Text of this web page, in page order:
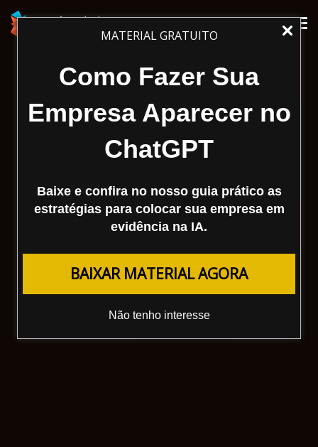
MATERIAL GRATUITO
Como Fazer Sua
Empresa Aparecer no
ChatGPT
Baixe e confira no nosso guia prático as
estratégias para colocar sua empresa em
evidência na IA.
BAIXAR MATERIAL AGORA
Não tenho interesse